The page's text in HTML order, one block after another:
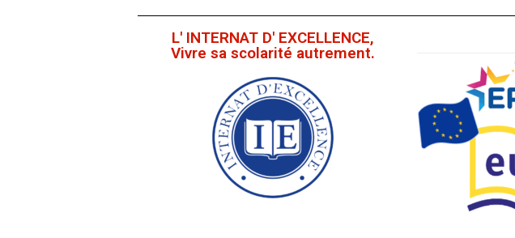
L' INTERNAT D' EXCELLENCE,
Vivre sa scolarité autrement.